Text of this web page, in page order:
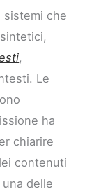
sistemi che
,
Le
ha
chiarire
contenuti
delle